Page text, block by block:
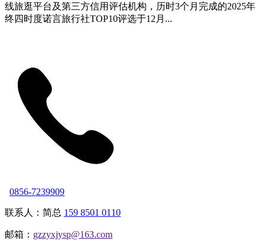
线旅逛平台及第三方信用评估机构，历时3个月完成的2025年
终四时度诺言旅行社TOP10评选于12月...
0856-7239909
联系人：简总 159 8501 0110
邮箱： gzzyxjysp@163.com